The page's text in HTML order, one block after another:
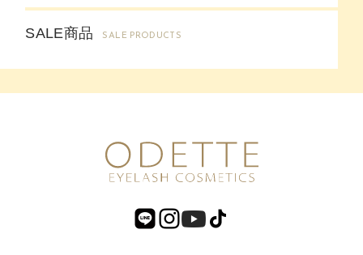
SALE商品 SALE PRODUCTS